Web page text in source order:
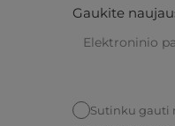
Gaukite
Sutinku gauti